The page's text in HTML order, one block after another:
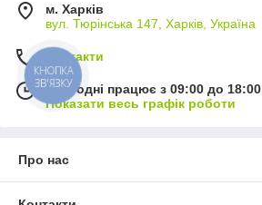
м. Харків
вул. Тюрінська 147, Харків, Україна
Контакти
Сьогодні працює з 09:00 до 18:00
Показати весь графік роботи
Про нас
КНОПКА
ЗВ'ЯЗКУ